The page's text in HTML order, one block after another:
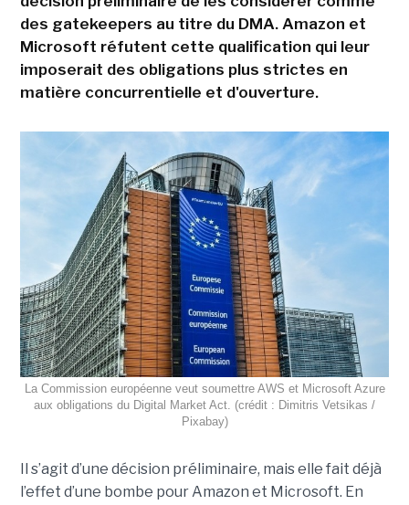
des gatekeepers au titre du DMA. Amazon et
Microsoft réfutent cette qualification qui leur
imposerait des obligations plus strictes en
matière concurrentielle et d'ouverture.
La Commission européenne veut soumettre AWS et Microsoft Azure
aux obligations du Digital Market Act. (crédit : Dimitris Vetsikas /
Pixabay)
Il s’agit d’une décision préliminaire, mais elle fait déjà
l’effet d’une bombe pour Amazon et Microsoft. En